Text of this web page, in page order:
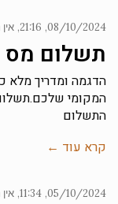
08/10/2024
21:16
תשלום מס
הדגמה ומדריך מלא
התשלום
קרא עוד ←
05/10/2024
11:34